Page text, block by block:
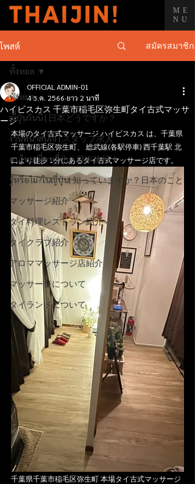
ME
NU
โพสต์ สมัครสมาชิก
ทั้งหมด
ญี่ปุ่นวันนี้ | 日本どうですか？
งานที่น่าสนใจ | スタッフ求人
คนไทยเที่ยวญี่ปุ่น | 日本旅行！
รู้หรือไม่?ในญี่ปุ่น| 知っていますか？日本のこと
マッサージ紹介
タイ料理レストラン紹介
タイクラブ紹介
アロママッサージ店紹介
マッサージについて
タイランドについて
ทั้งหมด
ハイビスカス 千葉市稲毛区弥生町タイ古式マッサ
ージ
OFFICIAL ADMIN-01
4 ธ.ค. 2566 ยาว 2 นาที
本場のタイ古式マッサージ ハイビスカス は、千葉県
千葉市稲毛区弥生町、 総武線(各駅停車) 西千葉駅 北
口より徒歩 1分にあるタイ古式マッサージ店です。
千葉県千葉市稲毛区弥生町 本場タイ古式マッサージ